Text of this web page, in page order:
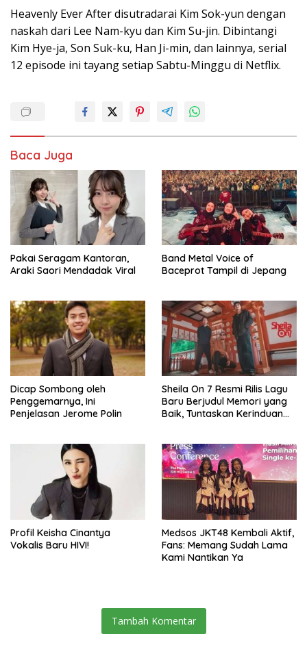
Heavenly Ever After disutradarai Kim Sok-yun dengan
naskah dari Lee Nam-kyu dan Kim Su-jin. Dibintangi
Kim Hye-ja, Son Suk-ku, Han Ji-min, dan lainnya, serial
12 episode ini tayang setiap Sabtu-Minggu di Netflix.
Baca Juga
Pakai Seragam Kantoran,
Araki Saori Mendadak Viral
Band Metal Voice of
Baceprot Tampil di Jepang
Dicap Sombong oleh
Penggemarnya, Ini
Penjelasan Jerome Polin
Sheila On 7 Resmi Rilis Lagu
Baru Berjudul Memori yang
Baik, Tuntaskan Kerinduan
Profil Keisha Cinantya
Vokalis Baru HIVI!
Medsos JKT48 Kembali Aktif,
Fans: Memang Sudah Lama
Kami Nantikan Ya
Tambah Komentar